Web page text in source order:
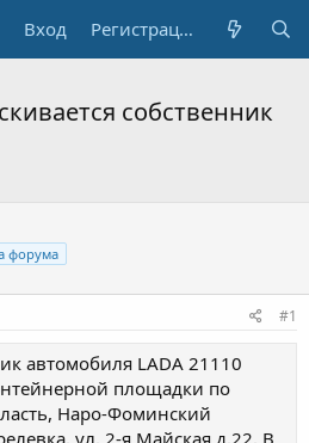
Вход Регистрация
собственник
форума
#1
автомобиля LADA 21110
площадки по
Наро-Фоминский
ул. 2-я Майская д.22. В